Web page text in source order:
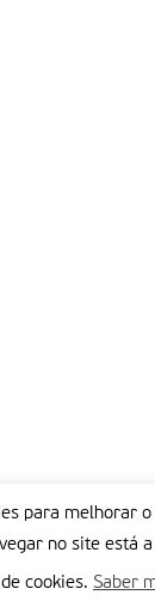
para melhorar
no site está
cookies. Saber